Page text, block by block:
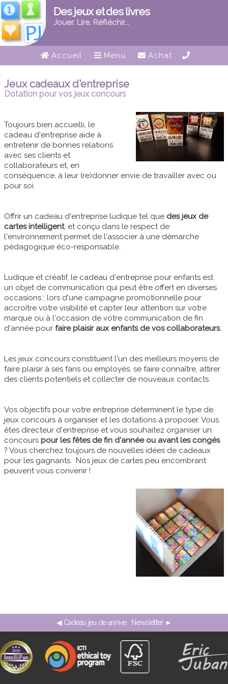
Des jeux et des livres
Jouer. Lire. Réfléchir...
Accueil Menu Achat
Jeux cadeaux d'entreprise
Dotation pour vos jeux concours
Toujours bien accueilli, le
cadeau d'entreprise aide à
entretenir de bonnes relations
avec ses clients et
collaborateurs et, en
conséquence, à leur (re)donner envie de travailler avec ou
pour soi.
Offrir un cadeau d'entreprise ludique tel que des jeux de
cartes intelligent, et conçu dans le respect de
l'environnement permet de l'associer à une démarche
pédagogique éco-responsable.
Ludique et créatif, le cadeau d'entreprise pour enfants est
un objet de communication qui peut être offert en diverses
occasions : lors d'une campagne promotionnelle pour
accroître votre visibilité et capter leur attention sur votre
marque ou à l'occasion de votre communication de fin
d'année pour faire plaisir aux enfants de vos collaborateurs.
Les jeux concours constituent l'un des meilleurs moyens de
faire plaisir à ses fans ou employés, se faire connaître, attirer
des clients potentiels et collecter de nouveaux contacts.
Vos objectifs pour votre entreprise déterminent le type de
jeux concours à organiser et les dotations à proposer. Vous
êtes directeur d'entreprise et vous souhaitez organiser un
concours pour les fêtes de fin d'année ou avant les congés
? Vous cherchez toujours de nouvelles idées de cadeaux
pour les gagnants. Nos jeux de cartes peu encombrant
peuvent vous convenir !
◀ Cadeau jeu de annive Newsletter ►